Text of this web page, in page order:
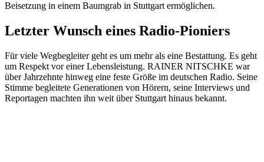
Beisetzung in einem Baumgrab in Stuttgart ermöglichen.
Letzter Wunsch eines Radio-Pioniers
Für viele Wegbegleiter geht es um mehr als eine Bestattung. Es geht
um Respekt vor einer Lebensleistung. RAINER NITSCHKE war
über Jahrzehnte hinweg eine feste Größe im deutschen Radio. Seine
Stimme begleitete Generationen von Hörern, seine Interviews und
Reportagen machten ihn weit über Stuttgart hinaus bekannt.